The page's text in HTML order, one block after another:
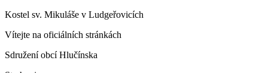
Kostel sv. Mikuláše v Ludgeřovicích
Vítejte na oficiálních stránkách
Sdružení obcí Hlučínska